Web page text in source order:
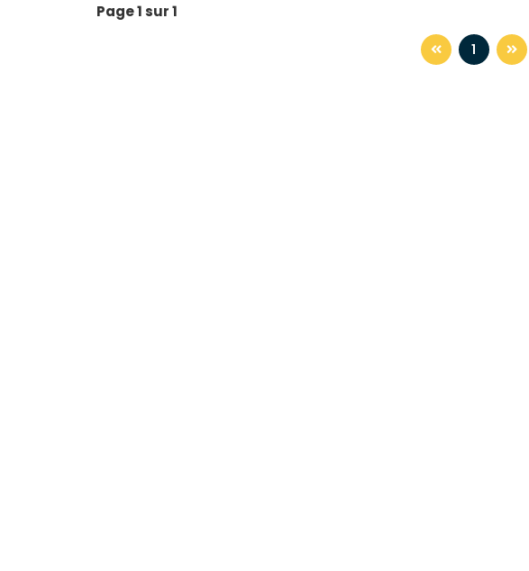
Page 1 sur 1
1